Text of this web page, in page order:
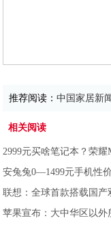
推荐阅读：中国家居新
相关阅读
2999元买啥笔记本？荣耀
安兔兔0—1499元手机性
联想：全球首款搭载国
苹果宣布：大中华区以外